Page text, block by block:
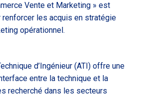
Vente et Marketing » est
les acquis en stratégie
opérationnel.
d’Ingénieur (ATI) offre une
entre la technique et la
recherché dans les secteurs